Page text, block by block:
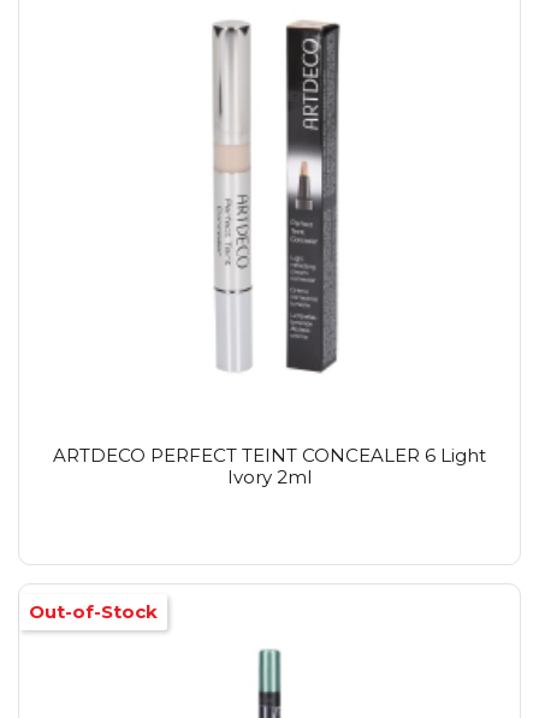
ARTDECO PERFECT TEINT CONCEALER 6 Light
Ivory 2ml
Out-of-Stock